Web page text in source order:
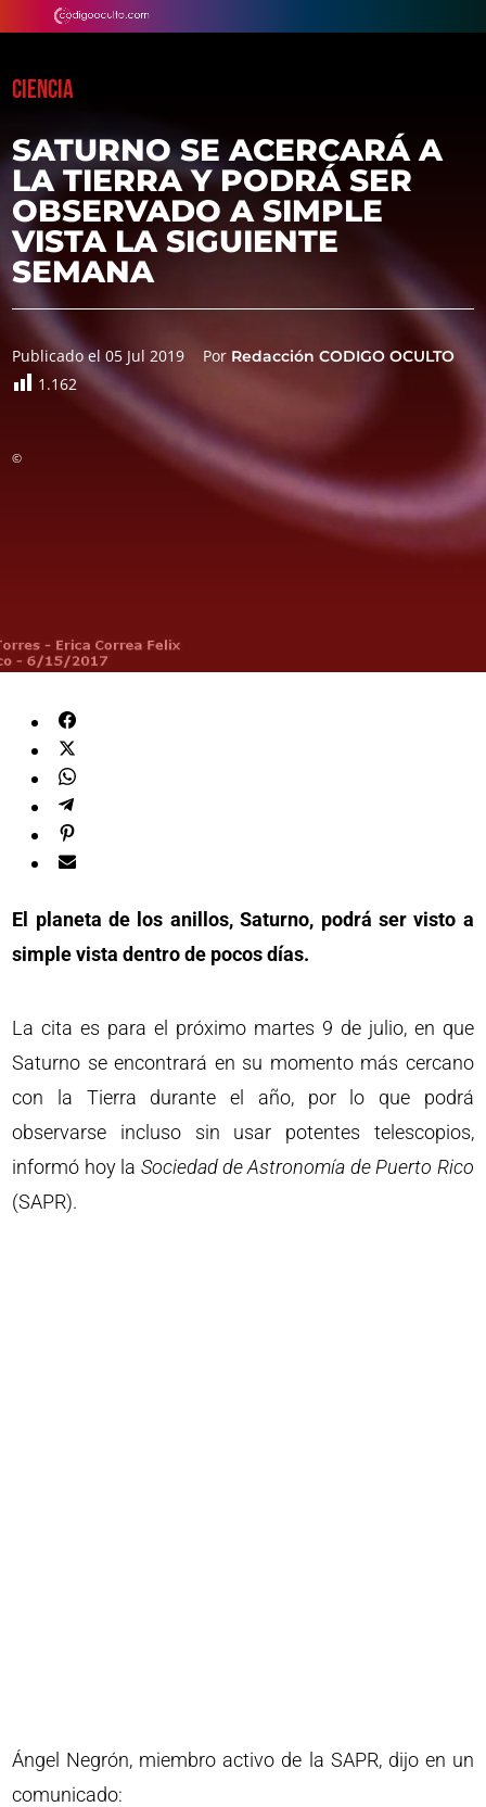
CIENCIA
SATURNO SE ACERCARÁ A
LA TIERRA Y PODRÁ SER
OBSERVADO A SIMPLE
VISTA LA SIGUIENTE
SEMANA
Publicado el 05 Jul 2019 Por Redacción CODIGO OCULTO
1.162
©
El planeta de los anillos, Saturno, podrá ser visto a
simple vista dentro de pocos días.
La cita es para el próximo martes 9 de julio, en que
Saturno se encontrará en su momento más cercano
con la Tierra durante el año, por lo que podrá
observarse incluso sin usar potentes telescopios,
informó hoy la Sociedad de Astronomía de Puerto Rico
(SAPR).
Ángel Negrón, miembro activo de la SAPR, dijo en un
comunicado: